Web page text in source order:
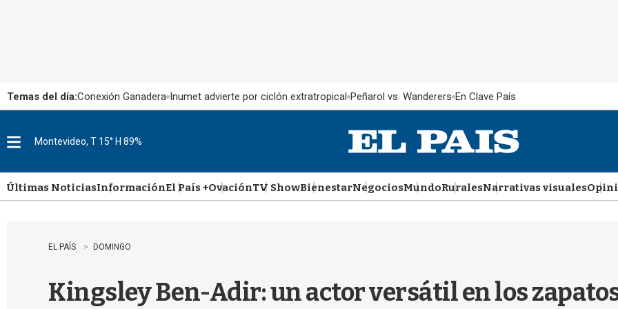
Temas del día:Conexión Ganadera Inumet advierte por ciclón extratropical Peñarol vs. Wanderers En Clave País
u
Montevideo, T 15° H 89%
Últimas NoticiasInformaciónEl País +OvaciónTV ShowBienestarNegociosMundoRuralesNarrativas visuales
EL PAÍS DOMINGO
Kingsley Ben-Adir: un actor versátil en los